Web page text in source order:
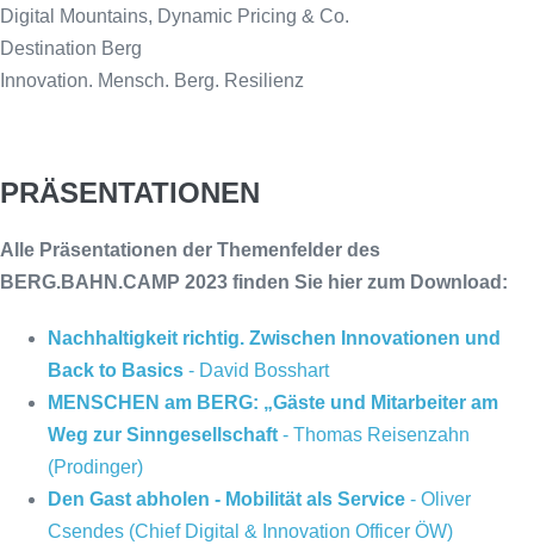
Digital Mountains, Dynamic Pricing & Co.
Destination Berg
Innovation. Mensch. Berg. Resilienz
PRÄSENTATIONEN
Alle Präsentationen der Themenfelder des
BERG.BAHN.CAMP 2023 finden Sie hier zum Download:
Nachhaltigkeit richtig. Zwischen Innovationen und
Back to Basics - David Bosshart
MENSCHEN am BERG: „Gäste und Mitarbeiter am
Weg zur Sinngesellschaft - Thomas Reisenzahn
(Prodinger)
Den Gast abholen - Mobilität als Service - Oliver
Csendes (Chief Digital & Innovation Officer ÖW)